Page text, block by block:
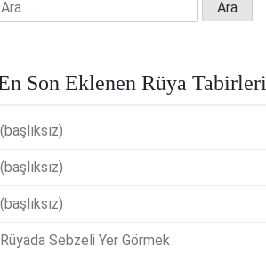
Son Eklenen Rüya Tabirleri
(başlıksız)
(başlıksız)
(başlıksız)
Rüyada Sebzeli Yer Görmek